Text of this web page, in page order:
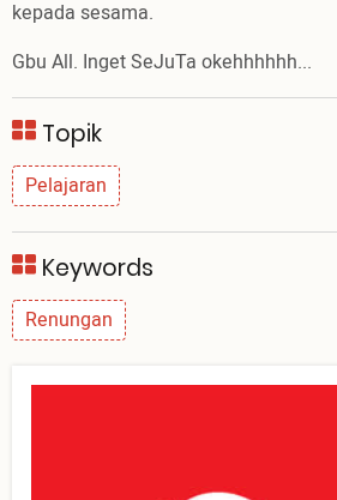
kepada sesama.
Gbu All. Inget SeJuTa okehhhhhh...
Topik
Pelajaran
Keywords
Renungan